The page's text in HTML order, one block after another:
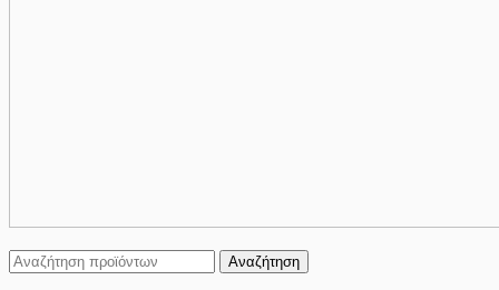
Αναζήτηση